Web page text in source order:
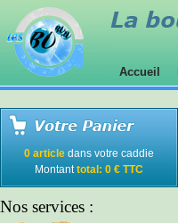
Accueil
0 article dans votre caddie
Montanttotal: 0 € TTC
Nos services :